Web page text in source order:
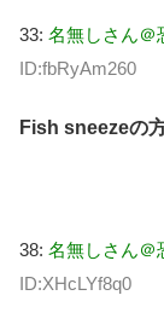
33: 名無しさん＠
ID:fbRyAm260
Fish sneezeの
38: 名無しさん＠
ID:XHcLYf8q0